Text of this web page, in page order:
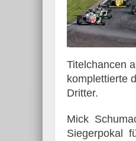
Titelchancen
komplettierte
Dritter.
Mick
Siegerpokal